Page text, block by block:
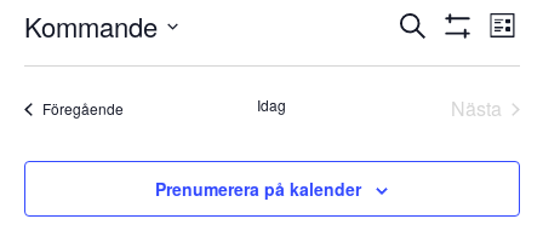
Search
Views
Sök
Filter
Lista
Kommande
FöregåendeEvenemang Idag
Nästa
Prenumerera på kalender